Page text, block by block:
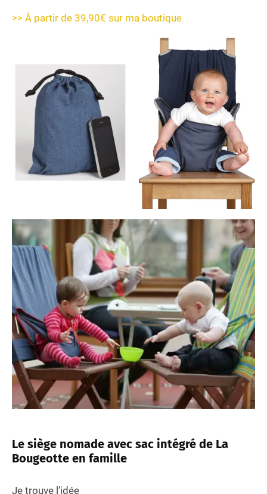
>> À partir de 39,90€ sur ma boutique
Le siège nomade avec sac intégré de La
Bougeotte en famille
Je trouve l’idée